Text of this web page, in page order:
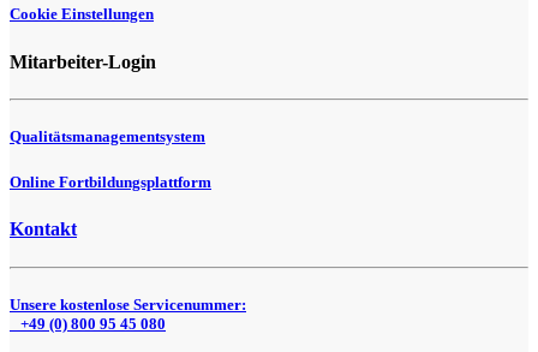
Cookie Einstellungen
Mitarbeiter-Login
Qualitätsmanagementsystem
Online Fortbildungsplattform
Kontakt
Unsere kostenlose Servicenummer:
+49 (0) 800 95 45 080